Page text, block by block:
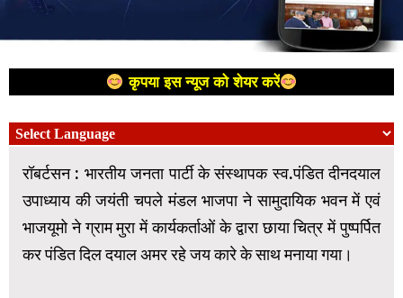
कृपया इस न्यूज को शेयर करें
रॉबर्टसन : भारतीय जनता पार्टी के संस्थापक स्व.पंडित दीनदयाल
उपाध्याय की जयंती चपले मंडल भाजपा ने सामुदायिक भवन में एवं
भाजयूमो ने ग्राम मुरा में कार्यकर्ताओं के द्वारा छाया चित्र में पुष्पर्पित
कर पंडित दिल दयाल अमर रहे जय कारे के साथ मनाया गया।